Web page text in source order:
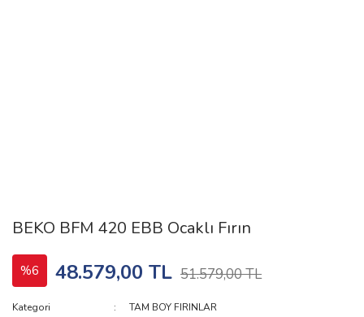
BEKO BFM 420 EBB Ocaklı Fırın
%6 48.579,00 TL 51.579,00 TL
Kategori
TAM BOY FIRINLAR